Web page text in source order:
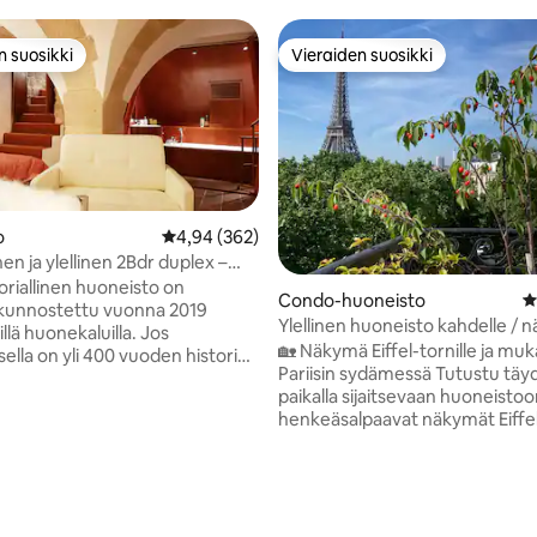
suosikki
suosikki
Keskimääräinen arvio 4,94/5, 362 arvostelua
4,94 (362)
ja ylellinen 2Bdr duplex –
huoneisto on
vuonna 2019
huonekaluilla. Jos
on yli 400 vuoden historia,
Vieraiden suosikki
Vieraiden suosikki
Condo-huoneisto
Ylellinen huoneisto kahdelle /
Eiffel-torniin
🏡 Näkymä Eiffel-tornille ja
Pariisin sydämessä Tutustu täydellisellä
paikalla sijaitsevaan
henkeäsalpaavat näkymät